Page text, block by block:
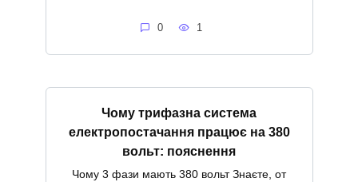
0 1
Чому трифазна система
електропостачання працює на 380
вольт: пояснення
Чому 3 фази мають 380 вольт Знаєте, от